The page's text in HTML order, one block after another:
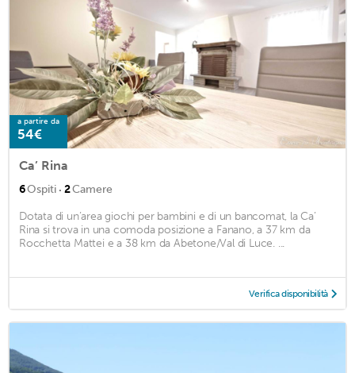
a partire da
54€
Ca’ Rina
6Ospiti · 2Camere
Dotata di un’area giochi per bambini e di un bancomat, la Ca’
Rina si trova in una comoda posizione a Fanano, a 37 km da
Rocchetta Mattei e a 38 km da Abetone/Val di Luce. ...
Verifica disponibilità